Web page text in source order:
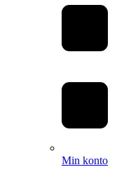
Min konto